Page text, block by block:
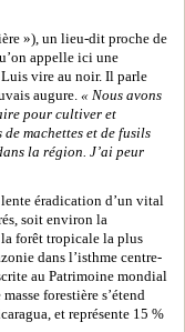
»), un lieu-dit proche de
appelle ici une
Luis vire au noir. Il parle
augure. « Nous avons
pour cultiver et
machettes et de fusils
la région. J’ai peur
éradication d’un vital
soit environ la
forêt tropicale la plus
dans l’isthme centre-
au Patrimoine mondial
forestière s’étend
et représente 15 %